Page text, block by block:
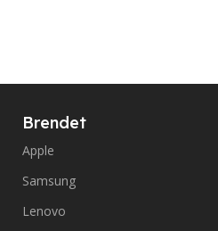
Brendet
Apple
Samsung
Lenovo